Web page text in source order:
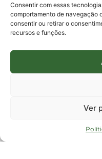
Consentir com essas
comportamento de navegação
consentir ou retirar o
recursos e funções.
Ver
Para assuntos
Para assuntos
bolsas@fapesc.sc.gov.br
Para assuntos
Para assuntos
Jair Artur da Silva
km 01, Módulo 12A,